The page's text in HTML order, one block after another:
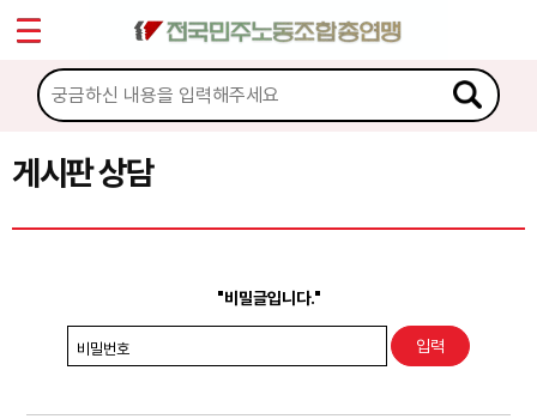
게시판 상담
"비밀글입니다."
비밀번호
마이페이지
소개
소식
노동상담
권리찾기수첩 검색
Sketchbook5, 스케치북5
Sketchbook5, 스케치북5